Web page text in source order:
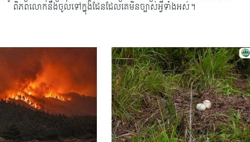
ពិភពលោកនឹងចូលទៅក្នុងដែនដែលគេមិនច្បាស់អ្វីទាំងអស់។